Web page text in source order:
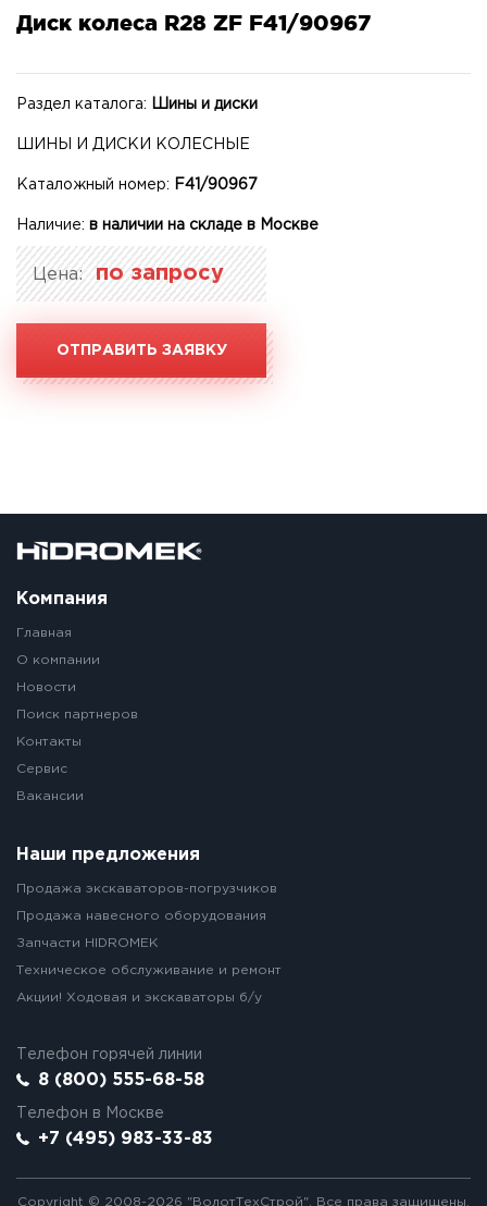
Диск колеса R28 ZF F41/90967
Раздел каталога: Шины и диски
ШИНЫ И ДИСКИ КОЛЕСНЫЕ
Каталожный номер: F41/90967
Наличие: в наличии на складе в Москве
Цена: по запросу
ОТПРАВИТЬ ЗАЯВКУ
Компания
Главная
О компании
Новости
Поиск партнеров
Контакты
Сервис
Вакансии
Наши предложения
Продажа экскаваторов-погрузчиков
Продажа навесного оборудования
Запчасти HIDROMEK
Техническое обслуживание и ремонт
Акции! Ходовая и экскаваторы б/у
Телефон горячей линии
8 (800) 555-68-58
Телефон в Москве
+7 (495) 983-33-83
Copyright © 2008-2026 "ВолотТехСтрой". Все права защищены.